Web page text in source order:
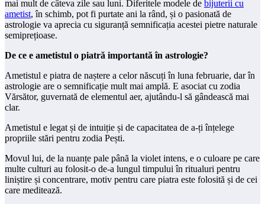
mai mult de câteva zile sau luni. Diferitele modele de bijuterii cu
ametist, în schimb, pot fi purtate ani la rând, și o pasionată de
astrologie va aprecia cu siguranță semnificația acestei pietre naturale
semiprețioase.
De ce e ametistul o piatră importantă în astrologie?
Ametistul e piatra de naștere a celor născuți în luna februarie, dar în
astrologie are o semnificație mult mai amplă. E asociat cu zodia
Vărsător, guvernată de elementul aer, ajutându-l să gândească mai
clar.
Ametistul e legat și de intuiție și de capacitatea de a-ți înțelege
propriile stări pentru zodia Pești.
Movul lui, de la nuanțe pale până la violet intens, e o culoare pe care
multe culturi au folosit-o de-a lungul timpului în ritualuri pentru
liniștire și concentrare, motiv pentru care piatra este folosită și de cei
care meditează.